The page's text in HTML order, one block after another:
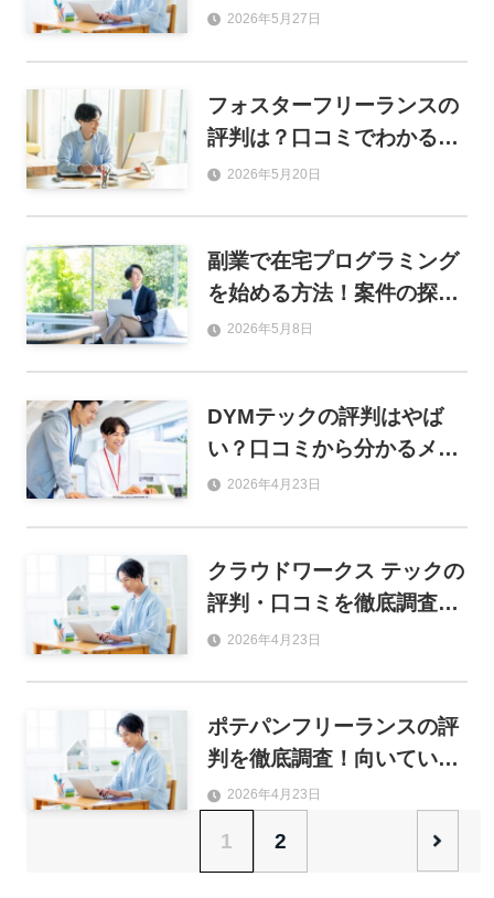
の実態と登録前に知ってお
2026年5月27日
フォスターフリーランスの
評判は？口コミでわかるメ
リット・デメリットと登録
2026年5月20日
副業で在宅プログラミング
を始める方法！案件の探し
方や未経験から稼ぐ手順を
2026年5月8日
DYMテックの評判はやば
い？口コミから分かるメリ
ット・デメリットと実態を
2026年4月23日
クラウドワークス テックの
評判・口コミを徹底調査！
利用するメリットや登録の
2026年4月23日
ポテパンフリーランスの評
判を徹底調査！向いている
人・向いていない人を口コ
2026年4月23日
1 2